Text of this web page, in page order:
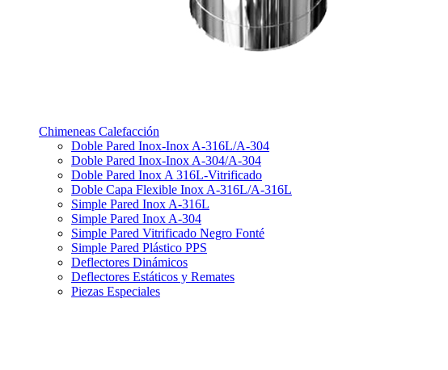
Chimeneas Calefacción
Doble Pared Inox-Inox A-316L/A-304
Doble Pared Inox-Inox A-304/A-304
Doble Pared Inox A 316L-Vitrificado
Doble Capa Flexible Inox A-316L/A-316L
Simple Pared Inox A-316L
Simple Pared Inox A-304
Simple Pared Vitrificado Negro Fonté
Simple Pared Plástico PPS
Deflectores Dinámicos
Deflectores Estáticos y Remates
Piezas Especiales